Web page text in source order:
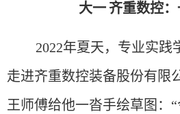
大一齐重数控
2022年夏天，专业实践
走进齐重数控装备股份有限
王师傅给他一沓手绘草图：